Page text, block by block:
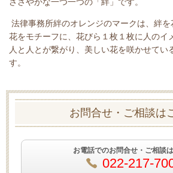
法律事務所絆のオレンジのマークは、絆
花をモチーフに、花びら１枚１枚に人のイ
人と人とが繋がり、美しい花を咲かせてい
す。
お問合せ・ご相談は
お電話でのお問合せ・ご相談
022-217-